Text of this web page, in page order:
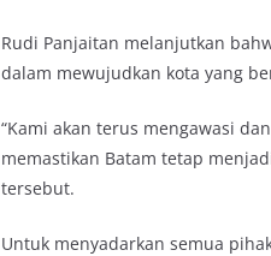
Rudi Panjaitan melanjutkan
dalam mewujudkan kota yang
“Kami akan terus mengawasi
memastikan Batam tetap
tersebut.
Untuk menyadarkan semua